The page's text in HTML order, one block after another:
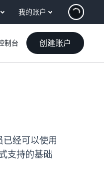
我的账户
制台 创建账户
经可以使用
支持的基础